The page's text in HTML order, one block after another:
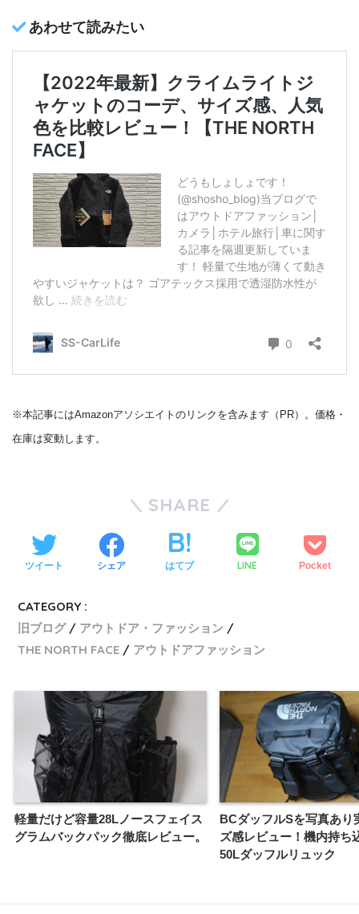
あわせて読みたい
※本記事にはAmazonアソシエイトのリンクを含みます（PR）。価格・
在庫は変動します。
SHARE
ツイート シェア はてブ LINE Pocket
CATEGORY :
旧ブログ
アウトドア・ファッション
THE NORTH FACE
アウトドアファッション
軽量だけど容量28Lノースフェイス
グラムバックパック徹底レビュー。
BCダッフルSを写真あり
ズ感レビュー！機内持ち
50Lダッフルリュック